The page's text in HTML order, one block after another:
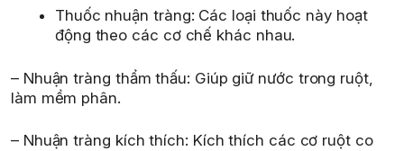
Thuốc nhuận tràng: Các loại thuốc này hoạt
động theo các cơ chế khác nhau.
– Nhuận tràng thẩm thấu: Giúp giữ nước trong ruột,
làm mềm phân.
– Nhuận tràng kích thích: Kích thích các cơ ruột co